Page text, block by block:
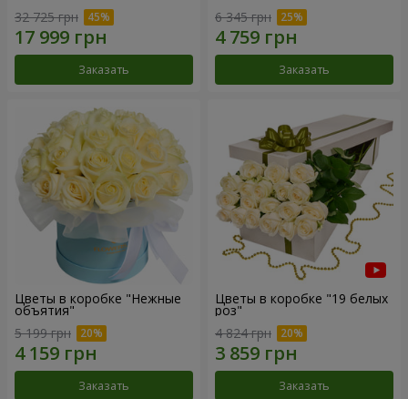
32 725 грн
Заказать
6 345 грн
Заказать
Цветы в коробке "Нежные
объятия"
5 199 грн
Заказать
Цветы в коробке "19 белых
роз"
4 824 грн
Заказать